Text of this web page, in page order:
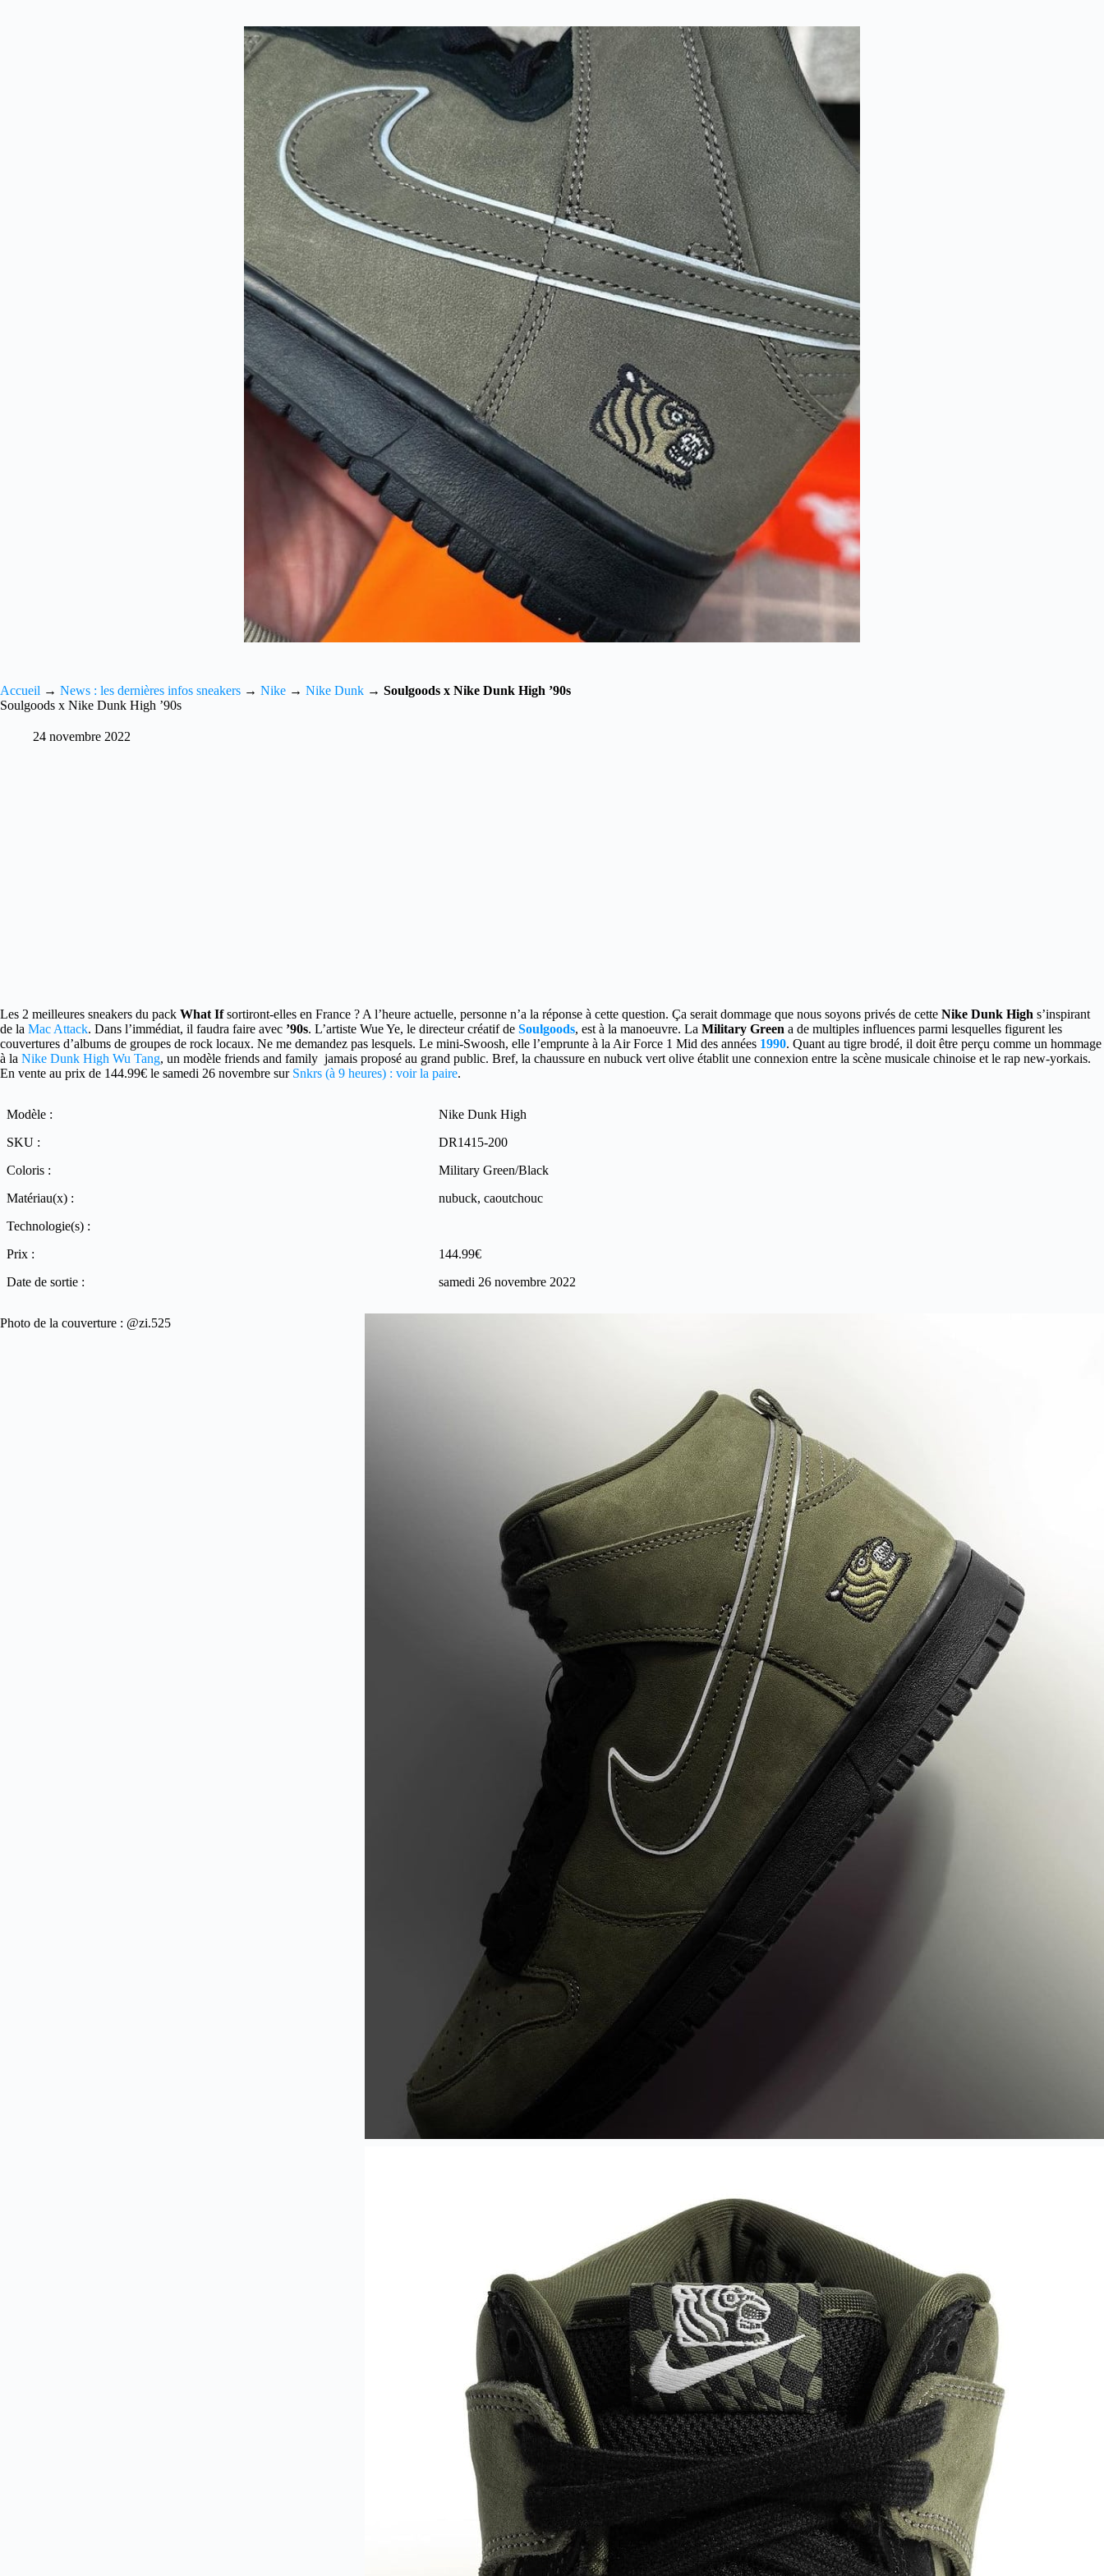
Accueil → News : les dernières infos sneakers → Nike → Nike Dunk → Soulgoods x Nike Dunk High ’90s
Soulgoods x Nike Dunk High ’90s
24 novembre 2022
Les 2 meilleures sneakers du pack What Ifsortiront-elles en France ? A l’heure actuelle, personne n’a la réponse à cette question. Ça serait dommage que nous soyons privés de cette Nike Dunk High s’inspirant
de la Mac Attack. Dans l’immédiat, il faudra faire avec ’90s. L’artiste Wue Ye, le directeur créatif de Soulgoods, est à la manoeuvre. La Military Green a de multiples influences parmi lesquelles figurent les
couvertures d’albums de groupes de rock locaux. Ne me demandez pas lesquels. Le mini-Swoosh, elle l’emprunte à la Air Force 1 Mid des années 1990. Quant au tigre brodé, il doit être perçu comme un hommage
à la Nike Dunk High Wu Tang, un modèle friends and family jamais proposé au grand public. Bref, la chaussure en nubuck vert olive établit une connexion entre la scène musicale chinoise et le rap new-yorkais.
En vente au prix de 144.99€ le samedi 26 novembre sur Snkrs (à 9 heures) : voir la paire.
Modèle :
Nike Dunk High
SKU :
DR1415-200
Coloris :
Military Green/Black
Matériau(x) :
nubuck, caoutchouc
Technologie(s) :
Prix :
144.99€
Date de sortie :
samedi 26 novembre 2022
Photo de la couverture : @zi.525